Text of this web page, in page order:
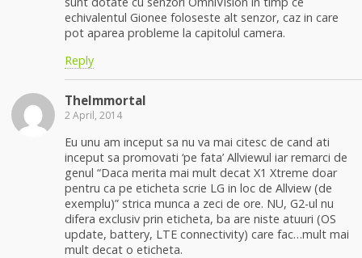
echivalentul Gionee foloseste alt senzor, caz in care
pot aparea probleme la capitolul camera.
Reply
TheImmortal
2 April, 2014
Eu unu am inceput sa nu va mai citesc de cand ati
inceput sa promovati ‘pe fata’ Allviewul iar remarci de
genul “Daca merita mai mult decat X1 Xtreme doar
pentru ca pe eticheta scrie LG in loc de Allview (de
exemplu)” strica munca a zeci de ore. NU, G2-ul nu
difera exclusiv prin eticheta, ba are niste atuuri (OS
update, battery, LTE connectivity) care fac…mult mai
mult decat o eticheta.